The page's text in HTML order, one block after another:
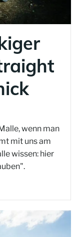
wenn man
mit uns am
wissen: hier